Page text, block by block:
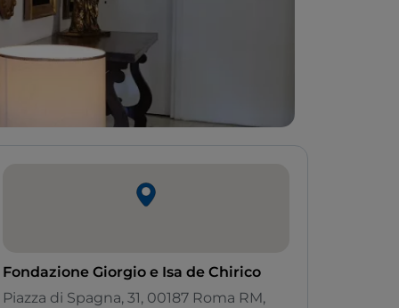
Fondazione Giorgio e Isa de Chirico
Piazza di Spagna, 31, 00187 Roma RM,